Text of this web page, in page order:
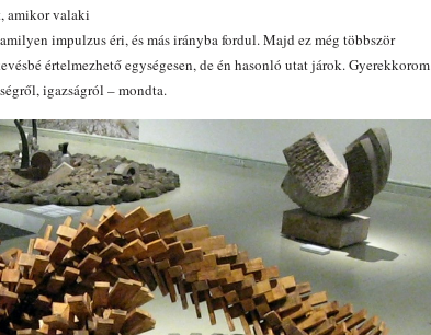
amikor valaki
impulzus éri, és más irányba fordul. Majd ez még többször
értelmezhető egységesen, de én hasonló utat járok. Gyerekkorom
igazságról – mondta.